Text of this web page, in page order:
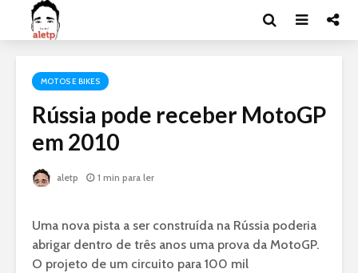
MOTOS E BIKES
Rússia pode receber MotoGP
em 2010
aletp 1 min para ler
Uma nova pista a ser construída na Rússia poderia
abrigar dentro de três anos uma prova da MotoGP.
O projeto de um circuito para 100 mil